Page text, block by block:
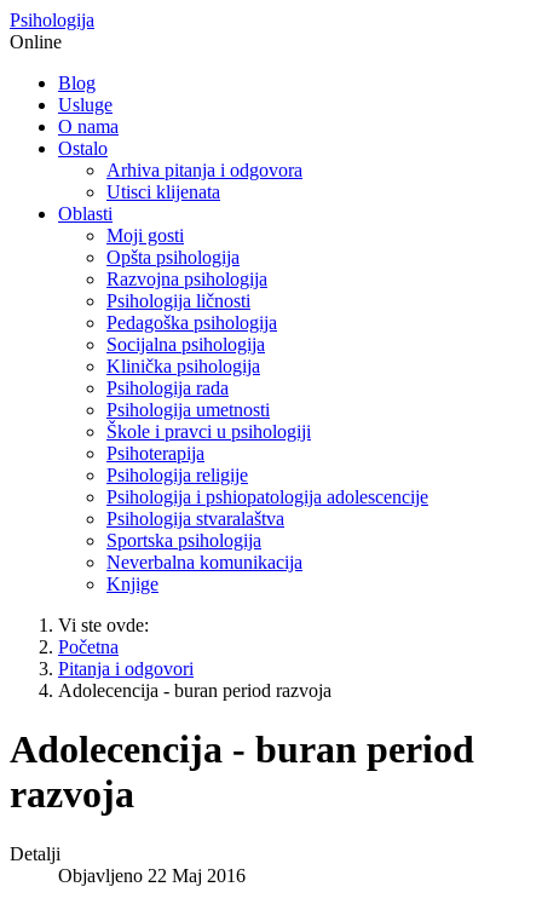
Psihologija
Online
Blog
Usluge
O nama
Ostalo
Arhiva pitanja i odgovora
Utisci klijenata
Oblasti
Moji gosti
Opšta psihologija
Razvojna psihologija
Psihologija ličnosti
Pedagoška psihologija
Socijalna psihologija
Klinička psihologija
Psihologija rada
Psihologija umetnosti
Škole i pravci u psihologiji
Psihoterapija
Psihologija religije
Psihologija i pshiopatologija adolescencije
Psihologija stvaralaštva
Sportska psihologija
Neverbalna komunikacija
Knjige
Vi ste ovde:
Početna
Pitanja i odgovori
Adolecencija - buran period razvoja
Adolecencija - buran period
razvoja
Detalji
Objavljeno 22 Maj 2016